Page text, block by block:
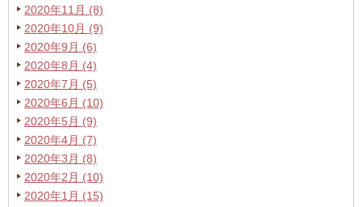
2020年11月 (8)
2020年10月 (9)
2020年9月 (6)
2020年8月 (4)
2020年7月 (5)
2020年6月 (10)
2020年5月 (9)
2020年4月 (7)
2020年3月 (8)
2020年2月 (10)
2020年1月 (15)